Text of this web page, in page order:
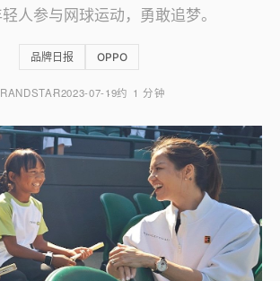
人参与网球运动，勇敢追梦。
品牌日报 OPPO
2023-07-19约 1 分钟